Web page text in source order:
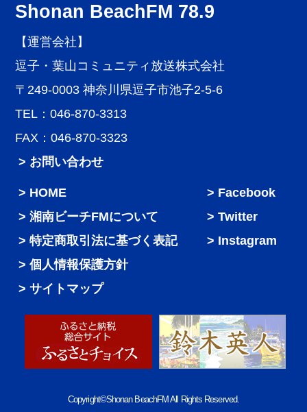
Shonan BeachFM 78.9
【運営会社】
逗子・葉山コミュニティ放送株式会社
〒249-0003 神奈川県逗子市池子2-5-6
TEL：046-870-3313
FAX：046-870-3323
> お問い合わせ
HOME
湘南ビーチFMについて
特定商取引法に基づく表記
個人情報保護方針
サイトマップ
Facebook
Twitter
Instagram
Copyright©Shonan BeachFM All Rights Reserved.